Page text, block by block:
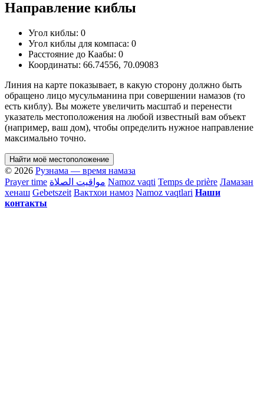
Направление киблы
Угол киблы: 0
Угол киблы для компаса: 0
Расстояние до Каабы: 0
Координаты: 66.74556, 70.09083
Линия на карте показывает, в какую сторону должно быть
обращено лицо мусульманина при совершении намазов (то
есть киблу). Вы можете увеличить масштаб и перенести
указатель местоположения на любой известный вам объект
(например, ваш дом), чтобы определить нужное направление
максимально точно.
Найти моё местоположение
© 2026 Рузнама — время намаза
Prayer time مواقيت الصلاة Namoz vaqti Temps de prière Ламазан
хенаш Gebetszeit Вактхои намоз Namoz vaqtlari Наши
контакты